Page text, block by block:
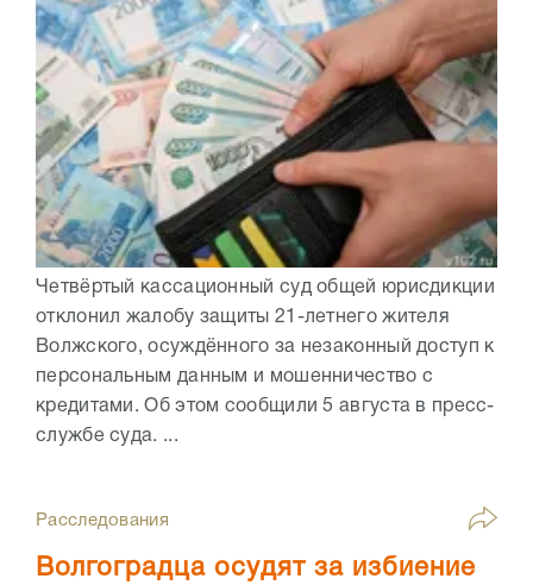
Четвёртый кассационный суд общей юрисдикции
отклонил жалобу защиты 21-летнего жителя
Волжского, осуждённого за незаконный доступ к
персональным данным и мошенничество с
кредитами. Об этом сообщили 5 августа в пресс-
службе суда. ...
Расследования
Волгоградца осудят за избиение